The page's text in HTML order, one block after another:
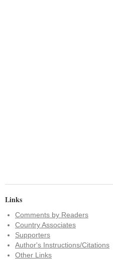
Links
Comments by Readers
Country Associates
Supporters
Author's Instructions/Citations
Other Links